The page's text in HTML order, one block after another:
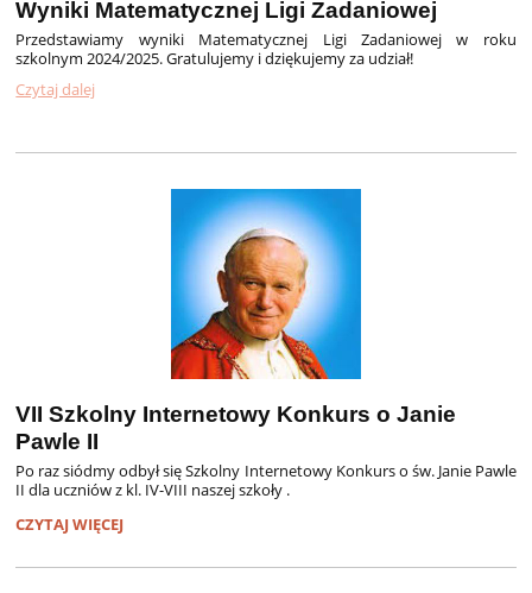
Wyniki Matematycznej Ligi Zadaniowej
Przedstawiamy wyniki Matematycznej Ligi Zadaniowej w roku
szkolnym 2024/2025. Gratulujemy i dziękujemy za udział!
Czytaj dalej
VII Szkolny Internetowy Konkurs o Janie
Pawle II
Po raz siódmy odbył się Szkolny Internetowy Konkurs o św. Janie Pawle
II dla uczniów z kl. IV-VIII naszej szkoły .
VII
INTERNETOWY
CZYTAJ WIĘCEJ